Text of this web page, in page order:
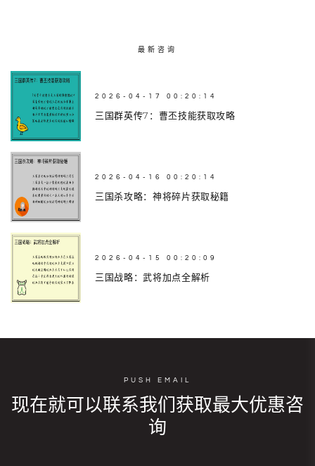
最新咨询
2026-04-17 00:20:14
三国群英传7：曹丕技能获取攻略
2026-04-16 00:20:14
三国杀攻略：神将碎片获取秘籍
2026-04-15 00:20:09
三国战略：武将加点全解析
PUSH EMAIL
现在就可以联系我们获取最大优惠咨
询